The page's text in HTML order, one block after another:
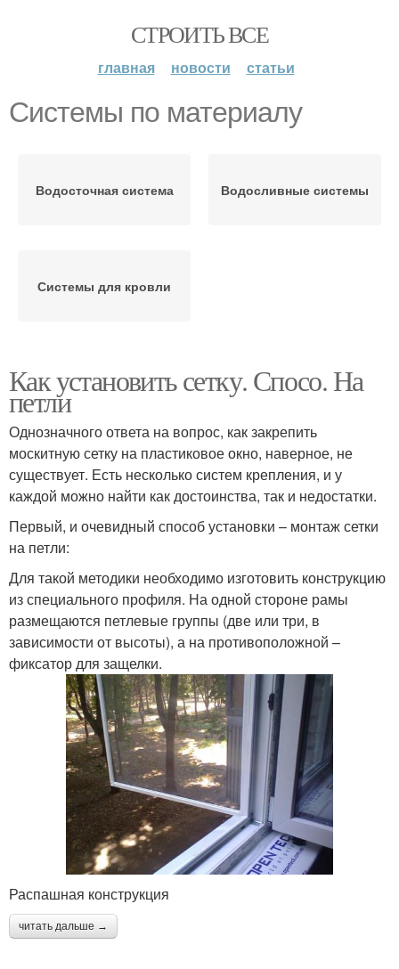
СТРОИТЬ ВСЕ
главная новости статьи
Системы по материалу
Водосточная система Водосливные системы
Системы для кровли
Как установить сетку. Спосо. На
петли
Однозначного ответа на вопрос, как закрепить
москитную сетку на пластиковое окно, наверное, не
существует. Есть несколько систем крепления, и у
каждой можно найти как достоинства, так и недостатки.
Первый, и очевидный способ установки – монтаж сетки
на петли:
Для такой методики необходимо изготовить конструкцию
из специального профиля. На одной стороне рамы
размещаются петлевые группы (две или три, в
зависимости от высоты), а на противоположной –
фиксатор для защелки.
Распашная конструкция
читать дальше →